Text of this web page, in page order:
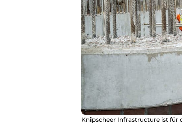
Knipscheer Infrastructure ist für